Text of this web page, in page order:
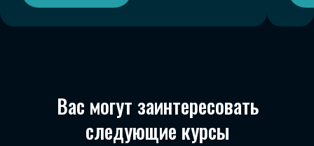
Вас могут заинтересовать
следующие курсы